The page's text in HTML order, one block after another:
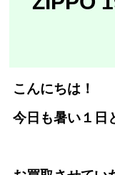
こんにちは！
今日も暑い１日